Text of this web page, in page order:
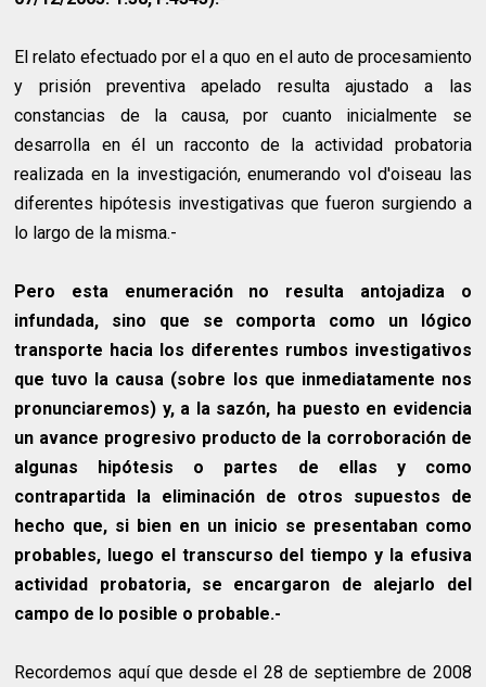
El relato efectuado por el a quo en el auto de procesamiento
y prisión preventiva apelado resulta ajustado a las
constancias de la causa, por cuanto inicialmente se
desarrolla en él un racconto de la actividad probatoria
realizada en la investigación, enumerando vol d'oiseau las
diferentes hipótesis investigativas que fueron surgiendo a
lo largo de la misma.-
Pero esta enumeración no resulta antojadiza o
infundada, sino que se comporta como un lógico
transporte hacia los diferentes rumbos investigativos
que tuvo la causa (sobre los que inmediatamente nos
pronunciaremos) y, a la sazón, ha puesto en evidencia
un avance progresivo producto de la corroboración de
algunas hipótesis o partes de ellas y como
contrapartida la eliminación de otros supuestos de
hecho que, si bien en un inicio se presentaban como
probables, luego el transcurso del tiempo y la efusiva
actividad probatoria, se encargaron de alejarlo del
campo de lo posible o probable.-
Recordemos aquí que desde el 28 de septiembre de 2008